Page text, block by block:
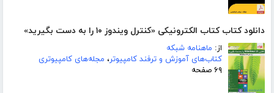
دانلود کتاب کتاب الکترونیکی «کنترل ویندوز ۱۰ را به دست بگیرید»
از: ماهنامه شبکه
کتاب‌های آموزش و ترفند کامپیوتر، مجله‌های کامپیوتری
۶۹ صفحه